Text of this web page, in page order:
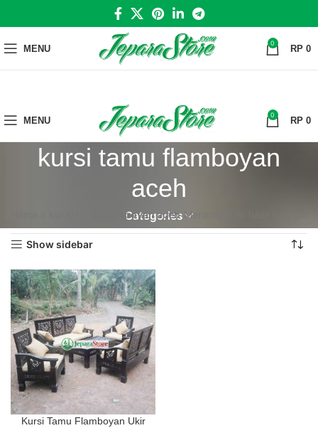
MENU 0 RP 0
MENU 0 RP 0
kursi tamu flamboyan
aceh
Categories
kursi tamu flamboyan aceh Menampilkan hasil tunggal
Show sidebar
Kursi Tamu Flamboyan Ukir